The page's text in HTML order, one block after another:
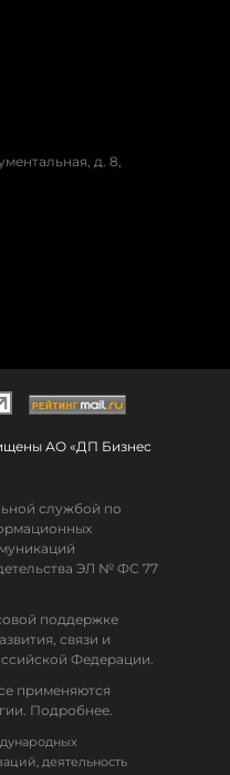
д. 8,
АО «ДП Бизнес
службой по
ЭЛ № ФС 77
поддержке
связи и
Федерации.
применяются
Подробнее.
деятельность